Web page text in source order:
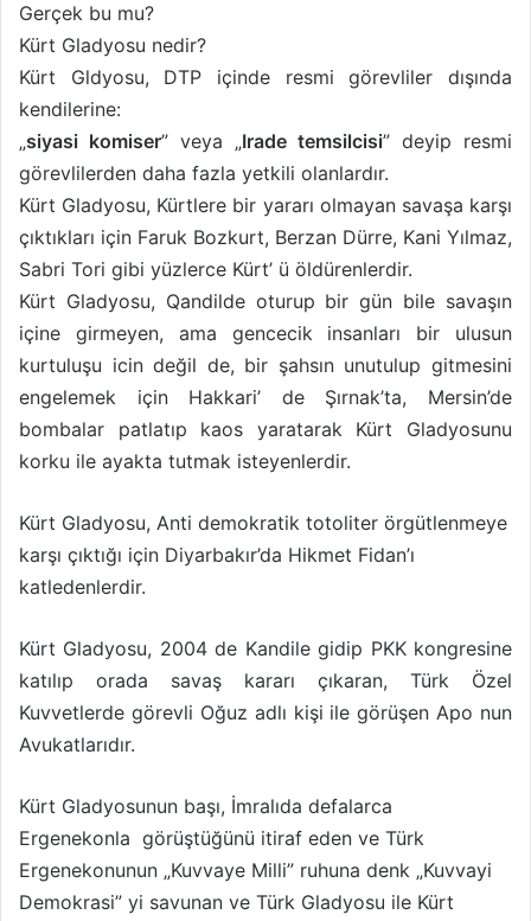
Gerçek bu mu?
Kürt Gladyosu nedir?
Kürt Gldyosu, DTP içinde resmi görevliler dışında
kendilerine:
„siyasi komiser” veya „Irade temsilcisi” deyip resmi
görevlilerden daha fazla yetkili olanlardır.
Kürt Gladyosu, Kürtlere bir yararı olmayan savaşa karşı
çıktıkları için Faruk Bozkurt, Berzan Dürre, Kani Yılmaz,
Sabri Tori gibi yüzlerce Kürt’ ü öldürenlerdir.
Kürt Gladyosu, Qandilde oturup bir gün bile savaşın
içine girmeyen, ama gencecik insanları bir ulusun
kurtuluşu icin değil de, bir şahsın unutulup gitmesini
engelemek için Hakkari’ de Şırnak’ta, Mersin’de
bombalar patlatıp kaos yaratarak Kürt Gladyosunu
korku ile ayakta tutmak isteyenlerdir.
Kürt Gladyosu, Anti demokratik totoliter örgütlenmeye
karşı çıktığı için Diyarbakır’da Hikmet Fidan’ı
katledenlerdir.
Kürt Gladyosu, 2004 de Kandile gidip PKK kongresine
katılıp orada savaş kararı çıkaran, Türk Özel
Kuvvetlerde görevli Oğuz adlı kişi ile görüşen Apo nun
Avukatlarıdır.
Kürt Gladyosunun başı, İmralıda defalarca
Ergenekonla görüştüğünü itiraf eden ve Türk
Ergenekonunun „Kuvvaye Milli” ruhuna denk „Kuvvayi
Demokrasi” yi savunan ve Türk Gladyosu ile Kürt